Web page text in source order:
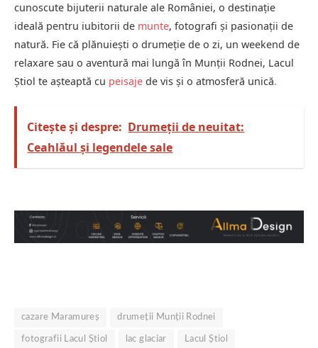
cunoscute bijuterii naturale ale României, o destinație
ideală pentru iubitorii de munte, fotografi și pasionații de
natură. Fie că plănuiești o drumeție de o zi, un weekend de
relaxare sau o aventură mai lungă în Munții Rodnei, Lacul
Știol te așteaptă cu peisaje de vis și o atmosferă unică.
Citește și despre: Drumeții de neuitat:
Ceahlăul și legendele sale
cazare Maramureș drumeții Munții Rodnei
fotografii Lacul Știol lac glaciar Lacul Știol